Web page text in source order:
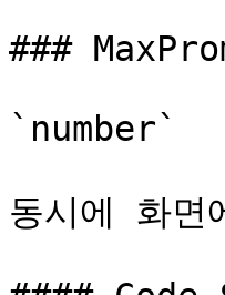
###
`number`
동시에 화